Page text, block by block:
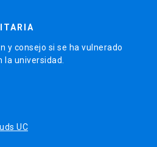
y consejo si se ha vulnerado
la universidad.
UC